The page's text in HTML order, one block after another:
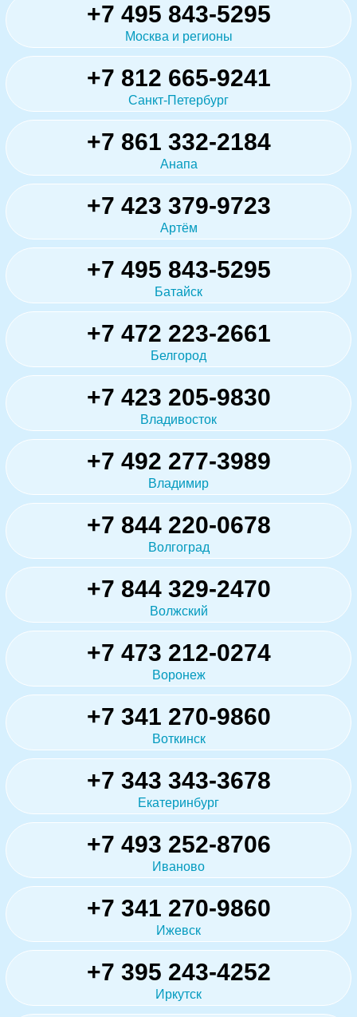
+7 495 843-5295
Москва и регионы
+7 812 665-9241
Санкт-Петербург
+7 861 332-2184
Анапа
+7 423 379-9723
Артём
+7 495 843-5295
Батайск
+7 472 223-2661
Белгород
+7 423 205-9830
Владивосток
+7 492 277-3989
Владимир
+7 844 220-0678
Волгоград
+7 844 329-2470
Волжский
+7 473 212-0274
Воронеж
+7 341 270-9860
Воткинск
+7 343 343-3678
Екатеринбург
+7 493 252-8706
Иваново
+7 341 270-9860
Ижевск
+7 395 243-4252
Иркутск